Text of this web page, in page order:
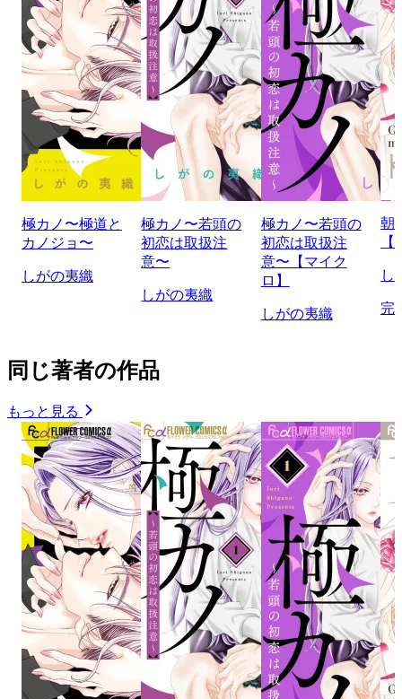
極カノ〜極道と
カノジョ〜
しがの夷織
極カノ〜若頭の
初恋は取扱注
意〜
しがの夷織
極カノ〜若頭の
初恋は取扱注
意〜【マイク
ロ】
しがの夷織
朝
し
完
同じ著者の作品
もっと見る